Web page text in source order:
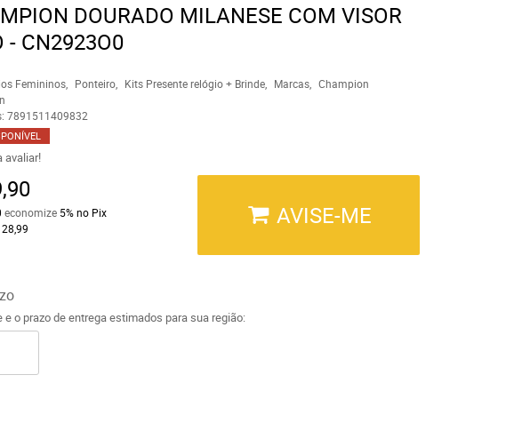
DOURADO MILANESE COM VISOR
- CN2923O0
Femininos Ponteiro Kits Presente relógio + Brinde Marcas
Champion
7891511409832
avaliar!
economize 5% no Pix
28,99 AVISE-ME
e o prazo de entrega estimados para sua região: